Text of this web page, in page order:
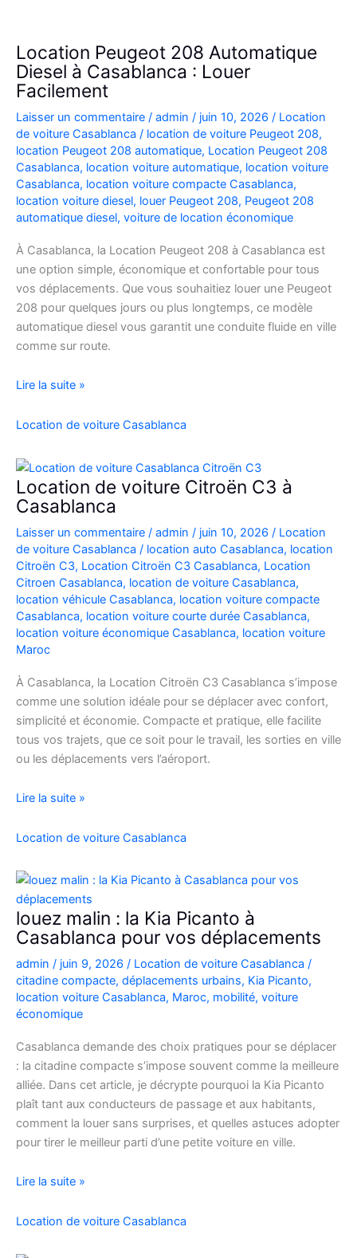
5
à
Casablanca
Location Peugeot 208 Automatique
Diesel à Casablanca : Louer
Facilement
Laisser un commentaire / admin / juin 10, 2026 / Location
de voiture Casablanca / location de voiture Peugeot 208,
location Peugeot 208 automatique, Location Peugeot 208
Casablanca, location voiture automatique, location voiture
Casablanca, location voiture compacte Casablanca,
location voiture diesel, louer Peugeot 208, Peugeot 208
automatique diesel, voiture de location économique
À Casablanca, la Location Peugeot 208 à Casablanca est
une option simple, économique et confortable pour tous
vos déplacements. Que vous souhaitiez louer une Peugeot
208 pour quelques jours ou plus longtemps, ce modèle
automatique diesel vous garantit une conduite fluide en ville
comme sur route.
Location
208
Diesel
à
Casablanca
Louer
Facilement
Lire la suite »
Location de voiture Casablanca
Location de voiture Citroën C3 à
Casablanca
Laisser un commentaire / admin / juin 10, 2026 / Location
de voiture Casablanca / location auto Casablanca, location
Citroën C3, Location Citroën C3 Casablanca, Location
Citroen Casablanca, location de voiture Casablanca,
location véhicule Casablanca, location voiture compacte
Casablanca, location voiture courte durée Casablanca,
location voiture économique Casablanca, location voiture
Maroc
À Casablanca, la Location Citroën C3 Casablanca s’impose
comme une solution idéale pour se déplacer avec confort,
simplicité et économie. Compacte et pratique, elle facilite
tous vos trajets, que ce soit pour le travail, les sorties en ville
ou les déplacements vers l’aéroport.
Location
voiture
C3
à
Casablanca
Lire la suite »
Location de voiture Casablanca
louez malin : la Kia Picanto à
Casablanca pour vos déplacements
admin / juin 9, 2026 / Location de voiture Casablanca /
citadine compacte, déplacements urbains, Kia Picanto,
location voiture Casablanca, Maroc, mobilité, voiture
économique
Casablanca demande des choix pratiques pour se déplacer
: la citadine compacte s’impose souvent comme la meilleure
alliée. Dans cet article, je décrypte pourquoi la Kia Picanto
plaît tant aux conducteurs de passage et aux habitants,
comment la louer sans surprises, et quelles astuces adopter
pour tirer le meilleur parti d’une petite voiture en ville.
louez
:
Lire la suite »
Location de voiture Casablanca